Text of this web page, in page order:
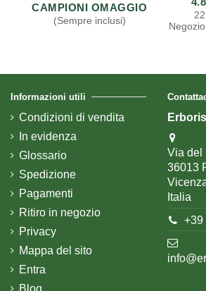
CAMPIONI OMAGGIO
(Sempre inclusi)
Informazioni utili
Condizioni di vendita
In evidenza
Glossario
Spedizione
Pagamenti
Ritiro in negozio
Privacy
Mappa del sito
Entra
Blog
Via del
36013
Italia
+39